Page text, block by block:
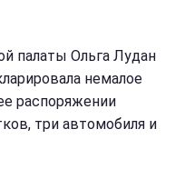
палаты Ольга Лудан
немалое
распоряжении
три автомобиля и